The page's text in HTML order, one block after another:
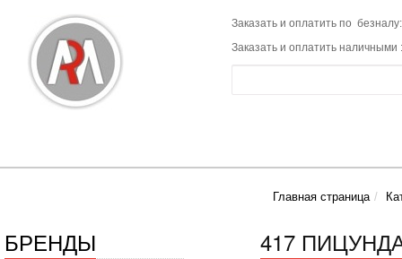
Заказать и оплатить по
Заказать и оплатить наличными
Главная страница
БРЕНДЫ
417